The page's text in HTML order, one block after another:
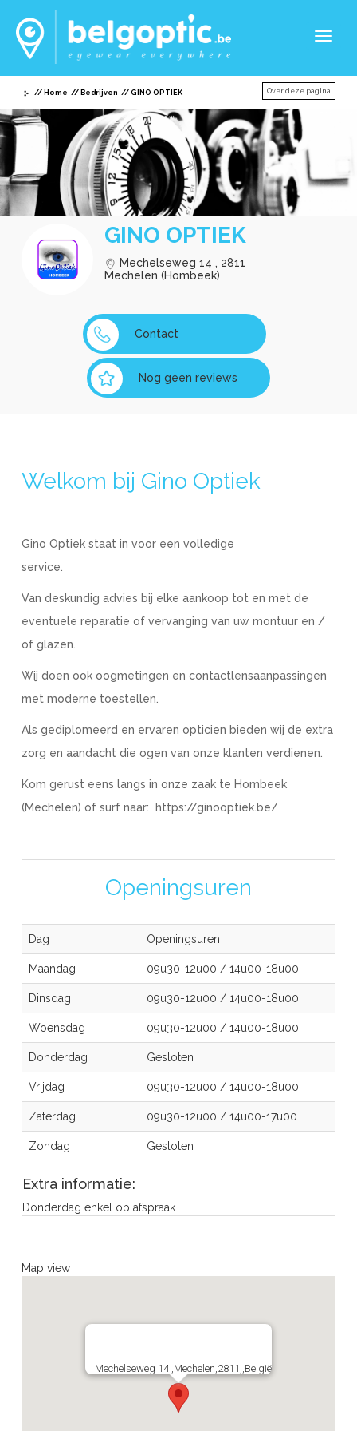
Home Bedrijven GINO OPTIEK Over deze pagina
GINO OPTIEK
Mechelseweg 14 , 2811
Mechelen (Hombeek)
Contact
Nog geen reviews
Welkom bij Gino Optiek
Gino Optiek staat in voor een volledige
service.
Van deskundig advies bij elke aankoop tot en met de
eventuele reparatie of vervanging van uw montuur en /
of glazen.
Wij doen ook oogmetingen en contactlensaanpassingen
met moderne toestellen.
Als gediplomeerd en ervaren opticien bieden wij de extra
zorg en aandacht die ogen van onze klanten verdienen.
Kom gerust eens langs in onze zaak te Hombeek
(Mechelen) of surf naar: https://ginooptiek.be/
Openingsuren
Dag Openingsuren
Maandag 09u30-12u00 /14u00-18u00
Dinsdag 09u30-12u00 /14u00-18u00
Woensdag 09u30-12u00 /14u00-18u00
Donderdag Gesloten
Vrijdag 09u30-12u00 /14u00-18u00
Zaterdag 09u30-12u00 /14u00-17u00
Zondag Gesloten
Extra informatie:
Donderdag enkel op afspraak.
Map view
Mechelseweg 14 ,Mechelen,2811,,België